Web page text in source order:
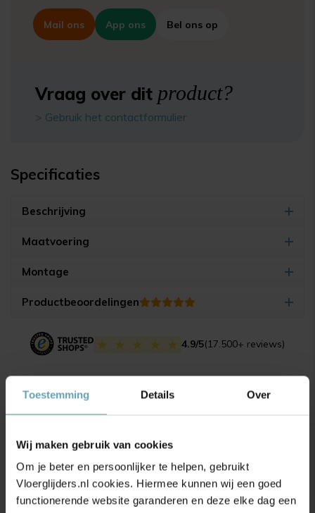
Toestemming Details Over
Wij maken gebruik van cookies
Om je beter en persoonlijker te helpen, gebruikt
Vloerglijders.nl cookies. Hiermee kunnen wij een goed
functionerende website garanderen en deze elke dag een
Mail ons App ons Bel ons op
Vraag over dit product?
> Gebruik het contactformulier
Specificaties
Beschrijving
Maatvoering
Montage
Productbeoordelingen
4.9/5(17.500+ reviews)
Gerelateerde producten